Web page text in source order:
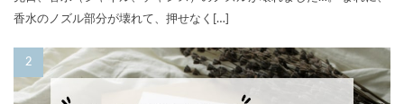
香水のノズル部分が壊れて、押せなく[…]